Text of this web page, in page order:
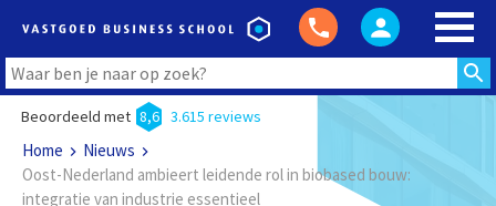
Beoordeeld met 8,6 3.615 reviews
Home
Nieuws
Oost-Nederland ambieert leidende rol in biobased bouw:
integratie van industrie essentieel